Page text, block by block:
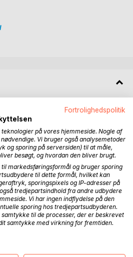
ændrer sig, og man ikke selv har
Når flertallet slår ind på en vej,
at følge - eller er afskåret fra at
troede på, eller den virksomhed,
i, ikke længere rummer håb
trusler om udstødelse af
der er værre?
siger man. Denne bog handler
at de var på sejrherrens
1940-45. Eller måske
på fremskridtets side? At
og nazismen? At det gjaldt om
Fortrolighedspolitik
på vores hjemmeside. Nogle af
Vi bruger også analysemetoder
og sporing på serversiden) til at måle,
besøgt, og hvordan den bliver brugt.
markedsføringsformål og bruger sporing
til dette formål, hvilket kan
sporingspixels og IP-adresser på
tredjepartsindhold fra andre udbydere
Vi har ingen indflydelse på den
sporing hos tredjepartsudbyderen.
til de processer, der er beskrevet
samtykke med virkning for fremtiden.